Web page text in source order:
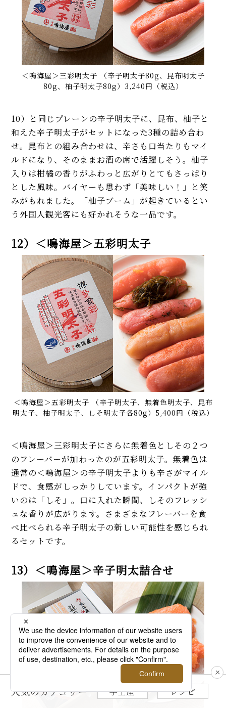
＜鳴海屋＞三彩明太子 （辛子明太子80g、昆布明太子
80g、柚子明太子80g）3,240円（税込）
10）と同じプレーンの辛子明太子に、昆布、柚子と
和えた辛子明太子がセットになった3種の詰め合わ
せ。昆布との組み合わせは、辛さも口当たりもマイ
ルドになり、そのままお酒の席で活躍しそう。柚子
入りは柑橘の香りがふわっと広がりとてもさっぱり
とした風味。バイヤーも思わず「美味しい！」と笑
みがもれました。「柚子ブーム」が起きているとい
う外国人観光客にも好かれそうな一品です。
12）＜鳴海屋＞五彩明太子
＜鳴海屋＞五彩明太子 （辛子明太子、無着色明太子、昆布
明太子、柚子明太子、しそ明太子各80g）5,400円（税込）
＜鳴海屋＞三彩明太子にさらに無着色としその２つ
のフレーバーが加わったのが五彩明太子。無着色は
通常の＜鳴海屋＞の辛子明太子よりも辛さがマイル
ドで、食感がしっかりしています。インパクトが強
いのは「しそ」。口に入れた瞬間、しそのフレッシ
ュな香りが広がります。さまざまなフレーバーを食
べ比べられる辛子明太子の新しい可能性を感じられ
るセットです。
13）＜鳴海屋＞辛子明太詰合せ
人気のカテゴリー 手土産 レシピ